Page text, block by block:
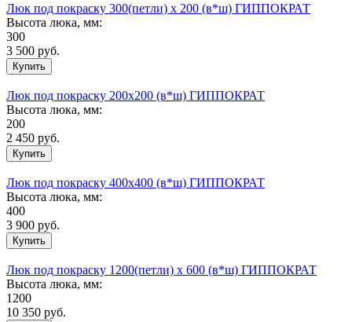
Люк под покраску 300(петли) х 200 (в*ш) ГИППОКРАТ
Высота люка, мм:
300
3 500 руб.
Люк под покраску 200х200 (в*ш) ГИППОКРАТ
Высота люка, мм:
200
2 450 руб.
Люк под покраску 400х400 (в*ш) ГИППОКРАТ
Высота люка, мм:
400
3 900 руб.
Люк под покраску 1200(петли) х 600 (в*ш) ГИППОКРАТ
Высота люка, мм:
1200
10 350 руб.